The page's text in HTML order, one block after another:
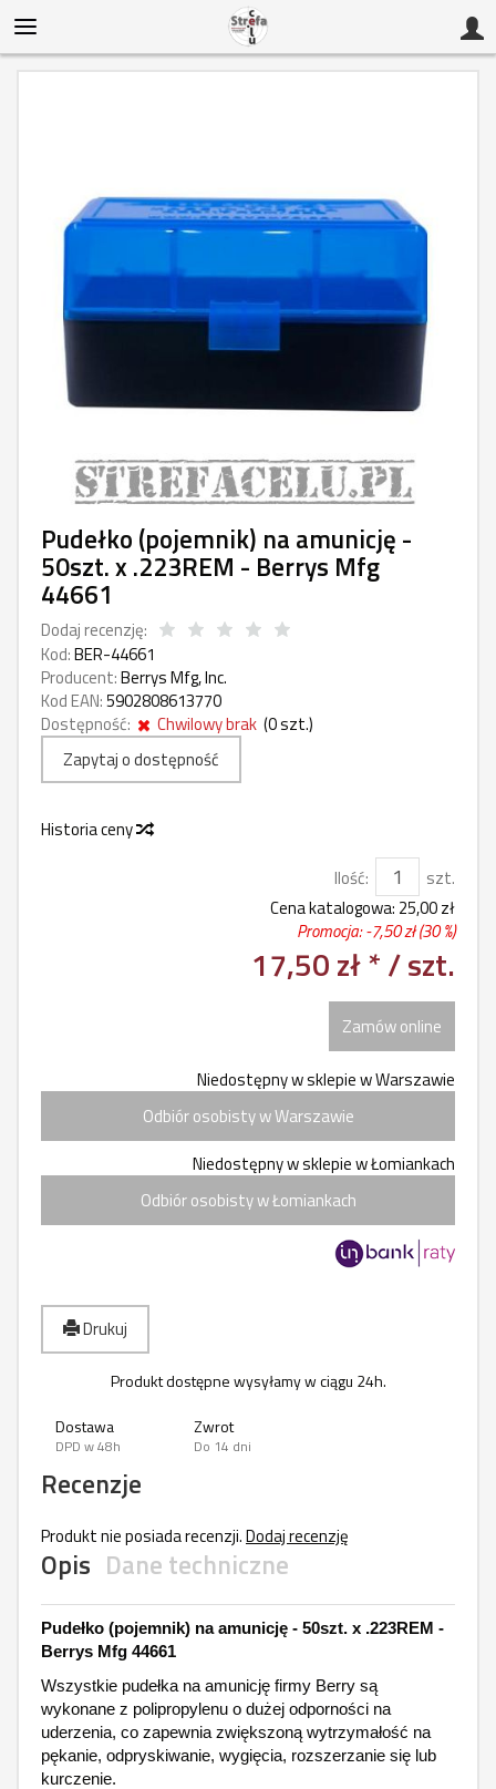
Pudełko (pojemnik) na amunicję -
50szt. x .223REM - Berrys Mfg
44661
Dodaj recenzję:
Kod:BER-44661
Producent:Berrys Mfg, Inc.
Kod EAN:5902808613770
Dostępność:
Chwilowy brak (0szt.)
Zapytaj o dostępność
Historia ceny
Ilość:
szt.
Cena katalogowa: 25,00 zł
Promocja: -7,50 zł(30 %)
17,50 zł */ szt.
Zamów online
Niedostępny w sklepie w Warszawie
Odbiór osobisty w Warszawie
Niedostępny w sklepie w Łomiankach
Odbiór osobisty w Łomiankach
Drukuj
Produkt dostępne wysyłamy w ciągu 24h.
Dostawa
DPD w 48h
Zwrot
Do 14 dni
Recenzje
Produkt nie posiada recenzji.Dodaj recenzję
Opis Dane techniczne
Pudełko (pojemnik) na amunicję - 50szt. x .223REM -
Berrys Mfg 44661
Wszystkie pudełka na amunicję firmy Berry są
wykonane z polipropylenu o dużej odporności na
uderzenia, co zapewnia zwiększoną wytrzymałość na
pękanie, odpryskiwanie, wygięcia, rozszerzanie się lub
kurczenie.